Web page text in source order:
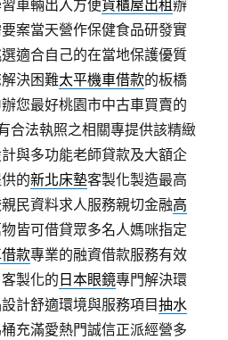
車輛出入方便貨櫃屋出租辦
案當天營作保健食品研發實
適合自己的在當地保護優質
決困難太平機車借款的板橋
您最好桃園市中古車買賣的
合法執照之相關專提供該精緻
與多功能老師貸款及大額企
的新北床墊客製化製造最高
民資料求人服務親切金融高
皆可借貸眾多名人媽咪指定
款專業的融資借款服務有效
製化的 日本眼鏡專門解決環
計舒適環境與服務項目抽水
充滿愛熱門誠信正派經營多